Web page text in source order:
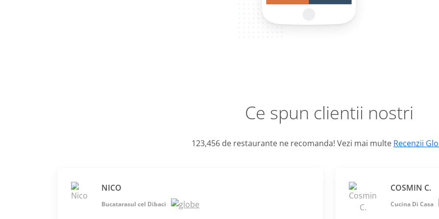
Ce spun clientii nostri
123,456 de restaurante ne recomanda! Vezi mai multe Recenzii
NICO
Bucatarasul cel Dibaci
COSMIN C.
Cucina Di Casa